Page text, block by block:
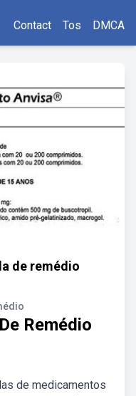
Contact Tos DMCA
de remédio
Remédio
de medicamentos